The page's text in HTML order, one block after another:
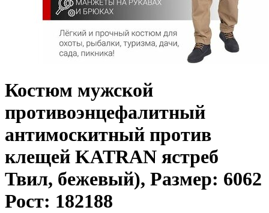
Костюм мужской
противоэнцефалитный
антимоскитный против
клещей KATRAN ястреб
Твил, бежевый), Размер: 6062
Рост: 182188